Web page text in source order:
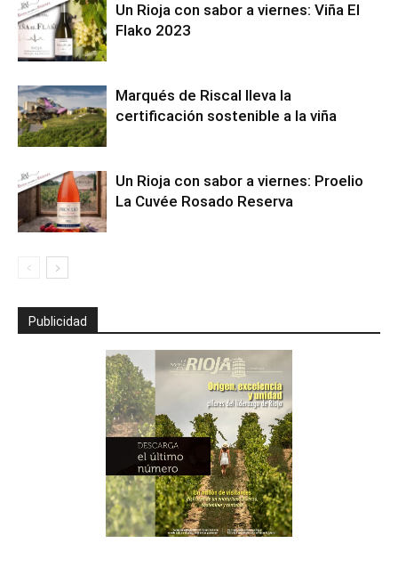
Un Rioja con sabor a viernes: Viña El
Flako 2023
Marqués de Riscal lleva la
certificación sostenible a la viña
Un Rioja con sabor a viernes: Proelio
La Cuvée Rosado Reserva
Publicidad